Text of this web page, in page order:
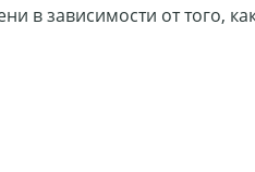
зависимости от того,